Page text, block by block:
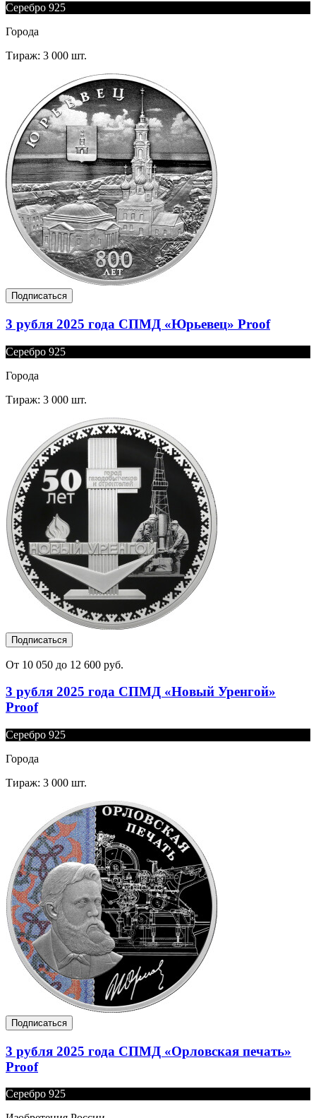
Серебро 925
Города
Тираж: 3 000 шт.
Подписаться
3 рубля 2025 года СПМД «Юрьевец» Proof
Серебро 925
Города
Тираж: 3 000 шт.
Подписаться
От 10 050 до 12 600 руб.
3 рубля 2025 года СПМД «Новый Уренгой»
Proof
Серебро 925
Города
Тираж: 3 000 шт.
Подписаться
3 рубля 2025 года СПМД «Орловская печать»
Proof
Серебро 925